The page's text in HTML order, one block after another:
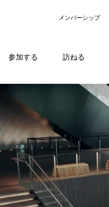
メンバーシップ
参加する 訪ねる